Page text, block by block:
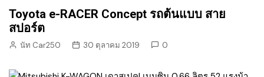
Toyota e-RACER Concept รถต้นแบบ สาย
สปอร์ต
นัท Car250 30 ตุลาคม 2019 0